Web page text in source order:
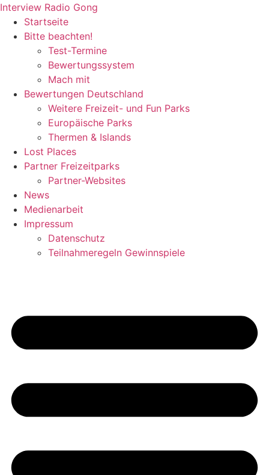
Zum
Inhalt
wechseln
Interview Radio Gong
Startseite
Bitte beachten!
Test-Termine
Bewertungssystem
Mach mit
Bewertungen Deutschland
Weitere Freizeit- und Fun Parks
Europäische Parks
Thermen & Islands
Lost Places
Partner Freizeitparks
Partner-Websites
News
Medienarbeit
Impressum
Datenschutz
Teilnahmeregeln Gewinnspiele